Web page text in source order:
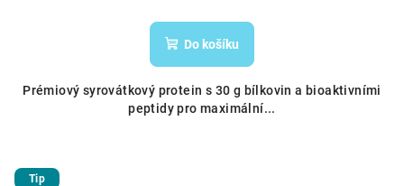
Do košíku
Prémiový syrovátkový protein s 30 g bílkovin a bioaktivními
peptidy pro maximální...
Tip